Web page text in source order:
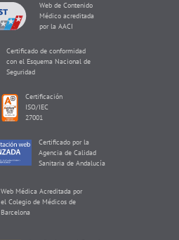
Web de Contenido
Médico acreditada
por la AACI
Certificado de conformidad
con el Esquema Nacional de
Seguridad
Certificación
ISO/IEC
27001
Certificado por la
Agencia de Calidad
Sanitaria de Andalucía
Web Médica Acreditada por
el Colegio de Médicos de
Barcelona